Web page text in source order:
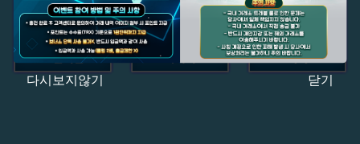
다시보지않기 닫기